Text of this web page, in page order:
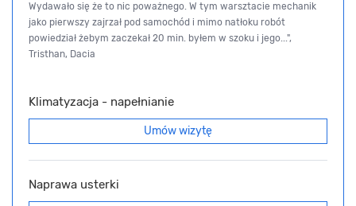
Wydawało się że to nic poważnego. W tym warsztacie mechanik
jako pierwszy zajrzał pod samochód i mimo natłoku robót
powiedział żebym zaczekał 20 min. byłem w szoku i jego...",
Tristhan, Dacia
Klimatyzacja - napełnianie
Umów wizytę
Naprawa usterki